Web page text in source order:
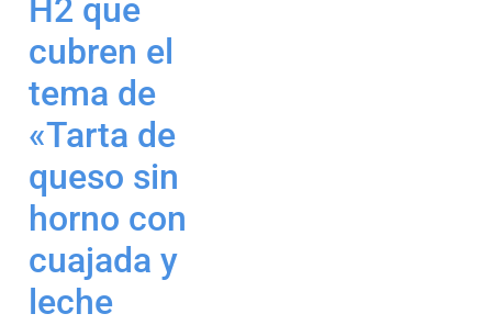
H2 que
cubren el
tema de
«Tarta de
queso sin
horno con
cuajada y
leche